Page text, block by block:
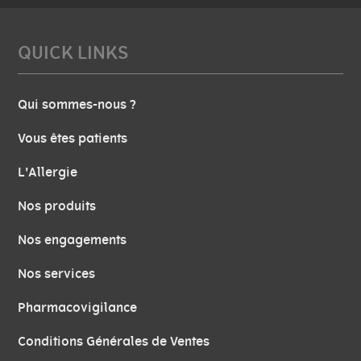
QUICK LINKS
Qui sommes-nous ?
Vous êtes patients
L'Allergie
Nos produits
Nos engagements
Nos services
Pharmacovigilance
Conditions Générales de Ventes